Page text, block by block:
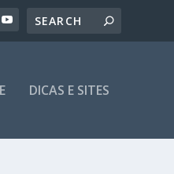
DICAS E SITES